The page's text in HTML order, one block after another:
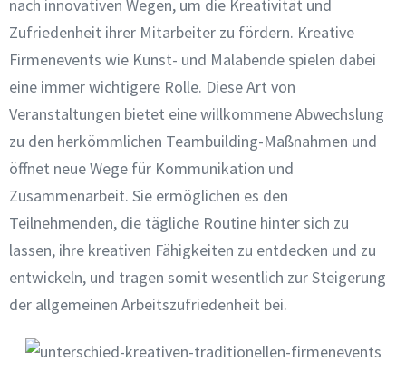
nach innovativen Wegen, um die Kreativität und
Zufriedenheit ihrer Mitarbeiter zu fördern. Kreative
Firmenevents wie Kunst- und Malabende spielen dabei
eine immer wichtigere Rolle. Diese Art von
Veranstaltungen bietet eine willkommene Abwechslung
zu den herkömmlichen Teambuilding-Maßnahmen und
öffnet neue Wege für Kommunikation und
Zusammenarbeit. Sie ermöglichen es den
Teilnehmenden, die tägliche Routine hinter sich zu
lassen, ihre kreativen Fähigkeiten zu entdecken und zu
entwickeln, und tragen somit wesentlich zur Steigerung
der allgemeinen Arbeitszufriedenheit bei.